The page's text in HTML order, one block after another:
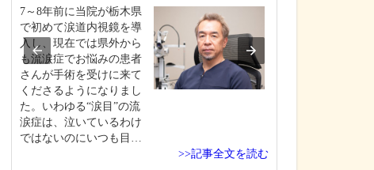
7～8年前に当院が栃木県
で初めて涙道内視鏡を導
入し、現在では県外から
も流涙症でお悩みの患者
さんが手術を受けに来て
くださるようになりまし
た。いわゆる“涙目”の流
涙症は、泣いているわけ
ではないのにいつも目…
>>記事全文を読む